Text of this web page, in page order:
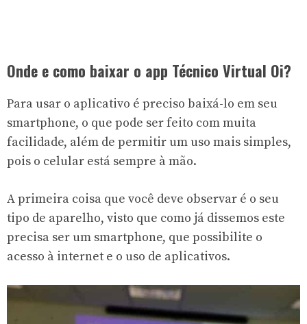
Onde e como baixar o app Técnico Virtual Oi?
Para usar o aplicativo é preciso baixá-lo em seu
smartphone, o que pode ser feito com muita
facilidade, além de permitir um uso mais simples,
pois o celular está sempre à mão.
A primeira coisa que você deve observar é o seu
tipo de aparelho, visto que como já dissemos este
precisa ser um smartphone, que possibilite o
acesso à internet e o uso de aplicativos.